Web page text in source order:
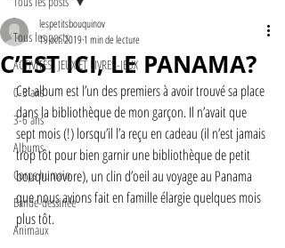
Tous les posts
ACTIVITÉS, JEUX ET LIVRES-JEUX
0-3 ans
3-6 ans
Albums
Corps humain
Bande-dessinée
Animaux
C’EST ICI, LE PANAMA?
lespetitsbouquinov
19 oct. 20191 min de lecture
Cet album est l’un des premiers à avoir trouvé sa place
dans la bibliothèque de mon garçon. Il n’avait que
sept mois (!) lorsqu’il l’a reçu en cadeau (il n’est jamais
trop tôt pour bien garnir une bibliothèque de petit
bouquinovore), un clin d’oeil au voyage au Panama
que nous avions fait en famille élargie quelques mois
plus tôt.